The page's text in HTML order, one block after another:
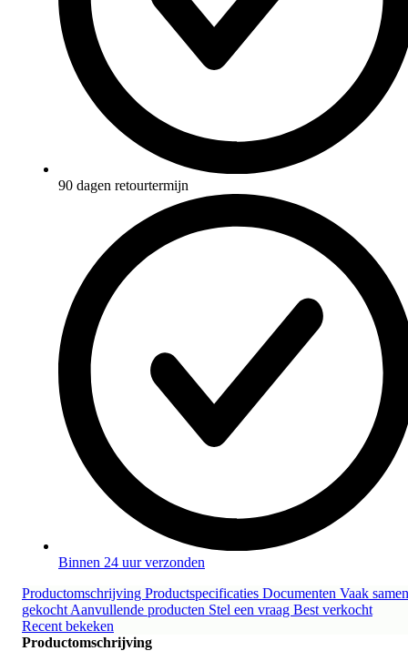
90 dagen retourtermijn
Binnen 24 uur verzonden
Productomschrijving Productspecificaties Documenten Vaak samen
gekocht Aanvullende producten Stel een vraag Best verkocht
Recent bekeken
Productomschrijving